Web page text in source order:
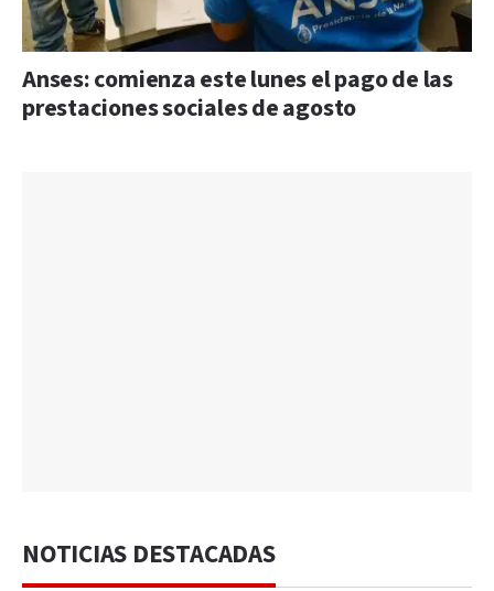
Anses: comienza este lunes el pago de las
prestaciones sociales de agosto
NOTICIAS DESTACADAS